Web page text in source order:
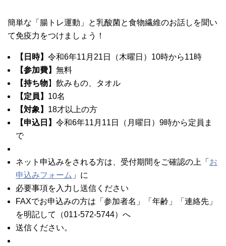
簡単な「腸トレ運動」と乳酸菌と食物繊維のお話しを聞い
て免疫力をつけましょう！
【日時】 令和6年11月21日（木曜日）10時から11時
【参加費】 無料
【持ち物】飲みもの、タオル
【定員】 10名
【対象】 18才以上の方
【申込日】 令和6年11月11日（月曜日）9時から定員ま
で
ネット申込みをされる方は、受付期間をご確認の上「 お
申込みフォーム 」に
必要事項を入力し送信ください
FAXでお申込みの方は「参加者名」「年齢」「連絡先」
を明記して（011-572-5744）へ
送信ください。